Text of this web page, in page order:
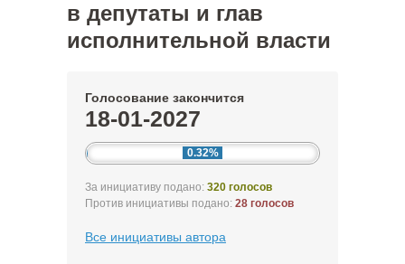
в депутаты и глав
исполнительной власти
Голосование закончится
18-01-2027
0.32%
За инициативу подано: 320 голосов
Против инициативы подано: 28 голосов
Все инициативы автора